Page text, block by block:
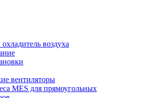
воздуха
вентиляторы
MES для прямоугольных